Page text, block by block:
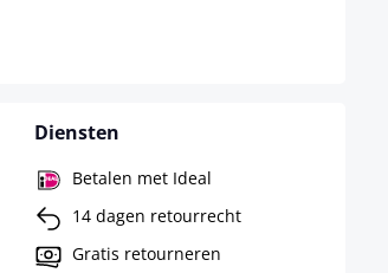
Diensten
Betalen met Ideal
14 dagen retourrecht
Gratis retourneren